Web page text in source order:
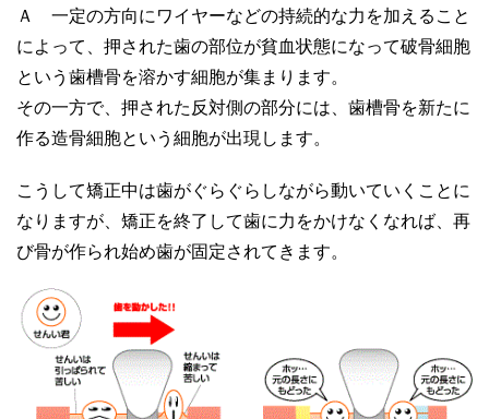
Ａ 一定の方向にワイヤーなどの持続的な力を加えること
によって、押された歯の部位が貧血状態になって破骨細胞
という歯槽骨を溶かす細胞が集まります。
その一方で、押された反対側の部分には、歯槽骨を新たに
作る造骨細胞という細胞が出現します。
こうして矯正中は歯がぐらぐらしながら動いていくことに
なりますが、矯正を終了して歯に力をかけなくなれば、再
び骨が作られ始め歯が固定されてきます。